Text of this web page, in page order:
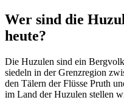
Wer sind die
heute?
Die Huzulen sind ein
siedeln in der Grenzregion
den Tälern der Flüsse Pruth
im Land der Huzulen stellen